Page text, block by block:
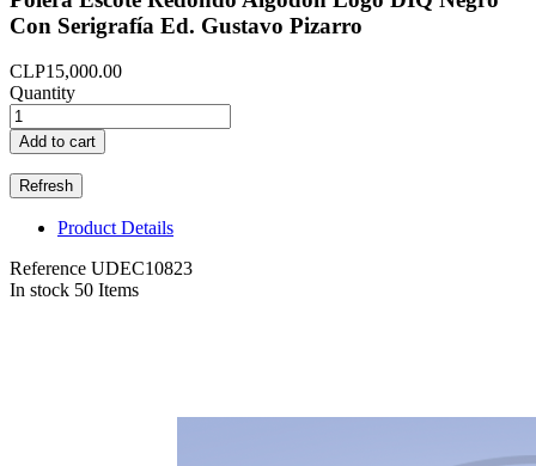
Con Serigrafía Ed. Gustavo Pizarro
CLP15,000.00
Quantity
Add to cart
Product Details
Reference UDEC10823
In stock 50 Items